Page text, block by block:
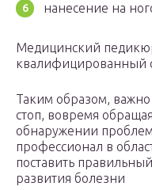
нанесение на
Медицинский
квалифицированный
Таким образом, важно
стоп, вовремя
обнаружении
профессионал в
поставить
развития болезни